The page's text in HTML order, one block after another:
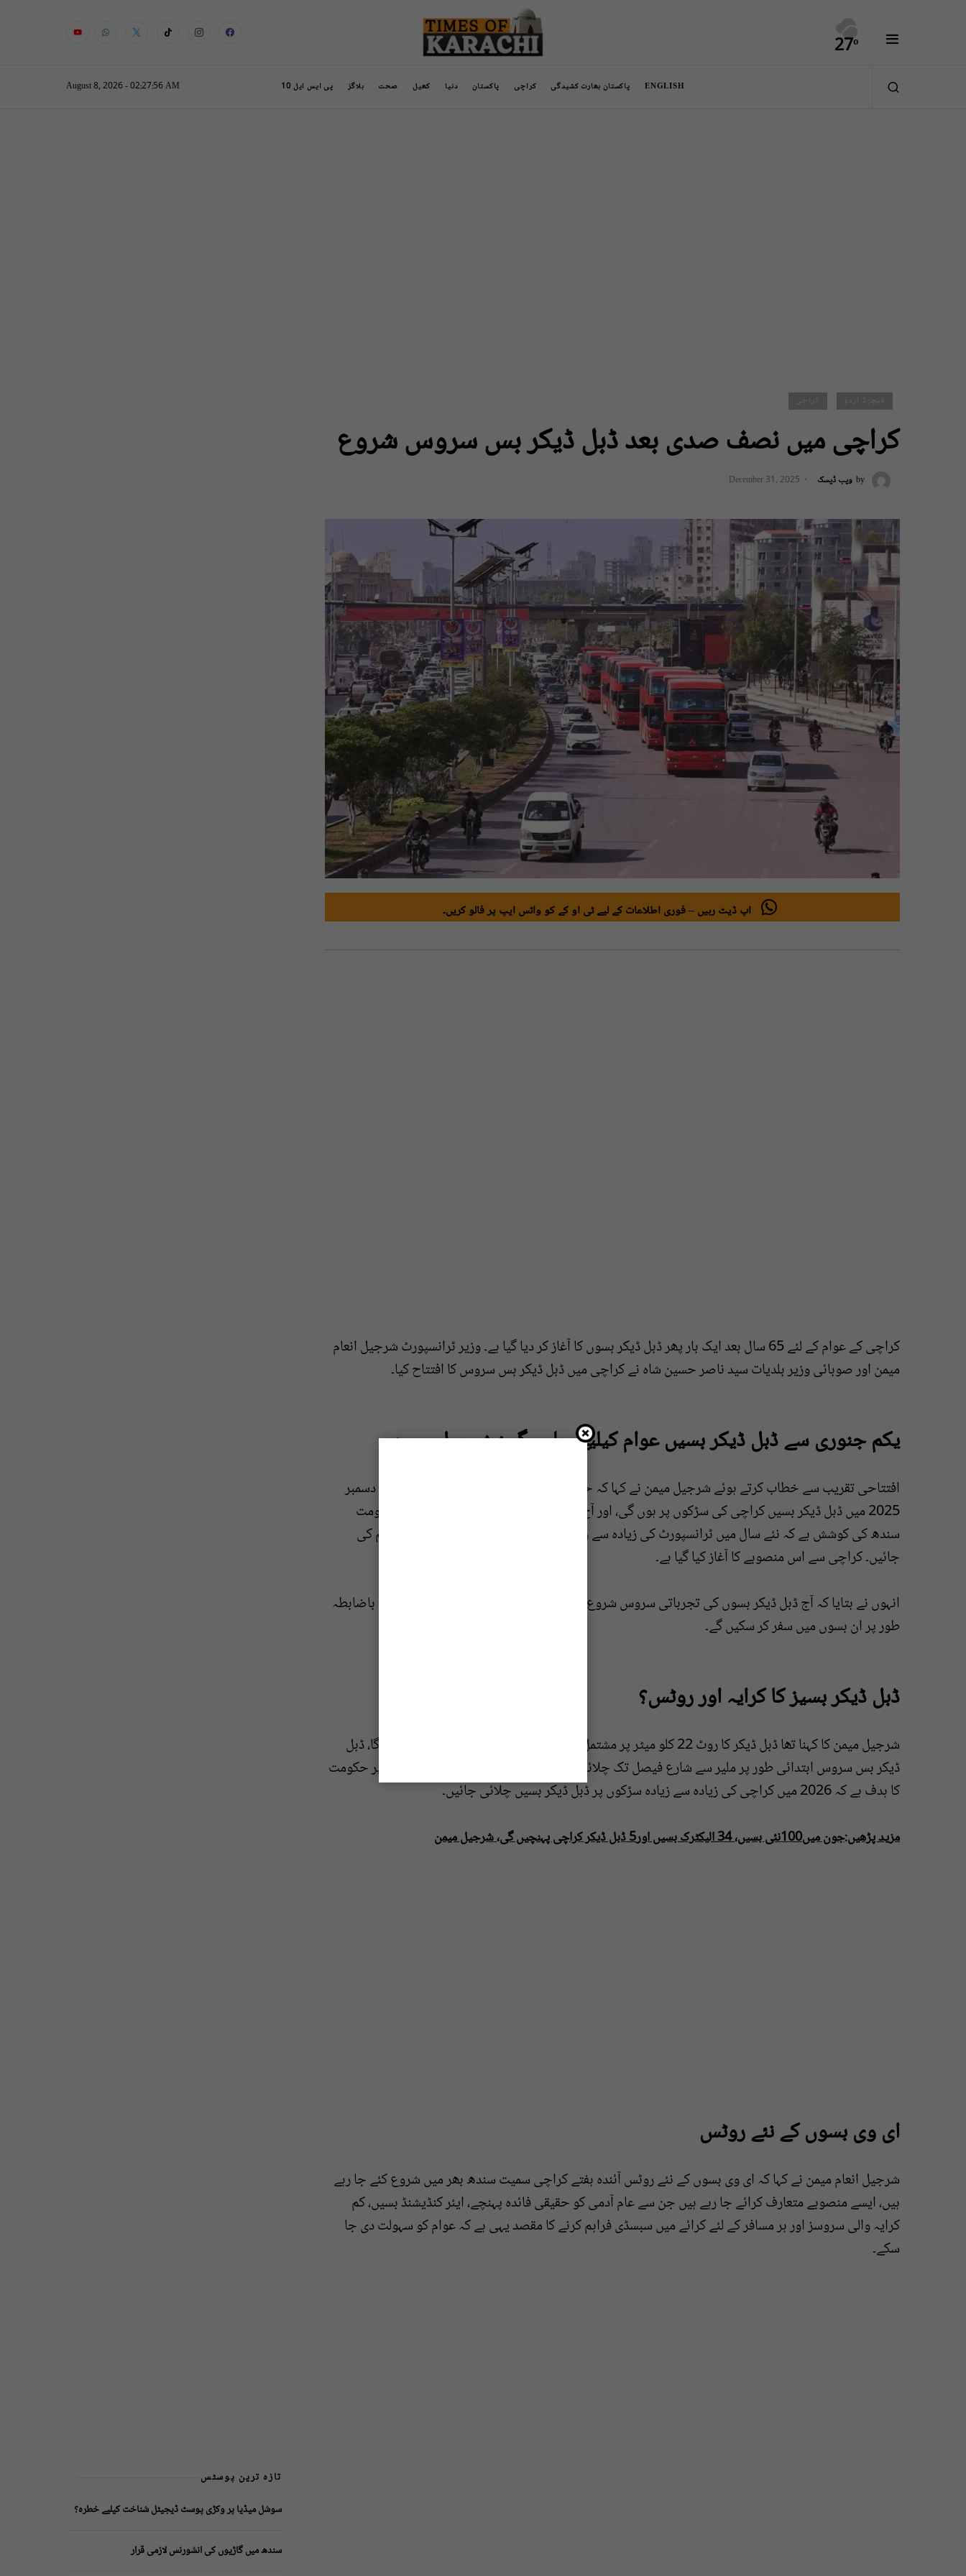
27º
ENGLISH پاکستان بھارت کشیدگی کراچی پاکستان دنیا کھیل صحت بلاگز پی ایس ایل 10 August 8, 2026 - 02:27:57 AM
فیچرڈ اردو کراچی
کراچی میں نصف صدی بعد ڈبل ڈیکر بس سروس شروع
by ویب ڈیسک December 31, 2025
اپ ڈیٹ رہیں – فوری اطلاعات کے لیے ٹی او کے کو واٹس ایپ پر فالو کریں۔
کراچی کے عوام کے لئے 65 سال بعد ایک بار پھر ڈبل ڈیکر بسوں کا آغاز کر دیا گیا ہے۔ وزیر ٹرانسپورٹ شرجیل انعام
میمن اور صوبائی وزیر بلدیات سید ناصر حسین شاہ نے کراچی میں ڈبل ڈیکر بس سروس کا افتتاح کیا۔
یکم جنوری سے ڈبل ڈیکر بسیں عوام کیلیے چلیں گی: شرجیل میمن
افتتاحی تقریب سے خطاب کرتے ہوئے شرجیل میمن نے کہا کہ حکومت سندھ نے عوام سے وعدہ کیا تھا کہ دسمبر
2025 میں ڈبل ڈیکر بسیں کراچی کی سڑکوں پر ہوں گی، اور آج 31 دسمبر کو یہ وعدہ پورا ہو گیا ہے، حکومت
سندھ کی کوشش ہے کہ نئے سال میں ٹرانسپورٹ کی زیادہ سے زیادہ سہولیات سندھ بھر کے عوام کو فراہم کی
جائیں۔ کراچی سے اس منصوبے کا آغاز کیا گیا ہے۔
انہوں نے بتایا کہ آج ڈبل ڈیکر بسوں کی تجرباتی سروس شروع کی گئی ہے اور کل (یکم جنوری) سے عوام باضابطہ
طور پر ان بسوں میں سفر کر سکیں گے۔
ڈبل ڈیکر بسیز کا کرایہ اور روٹس؟
شرجیل میمن کا کہنا تھا ڈبل ڈیکر کا روٹ 22 کلو میٹر پر مشتمل ہے اور اس کا کرایہ 80 سے 120 روپے ہوگا، ڈبل
ڈیکر بس سروس ابتدائی طور پر ملیر سے شارع فیصل تک چلائی جائیں گی، وزیر اعلیٰ سندھ کی ہدایت پر حکومت
کا ہدف ہے کہ 2026 میں کراچی کی زیادہ سے زیادہ سڑکوں پر ڈبل ڈیکر بسیں چلائی جائیں۔
مزید پڑھیں:جون میں100نئی بسیں، 34 الیکٹرک بسیں اور5 ڈبل ڈیکر کراچی پہنچیں گی، شرجیل میمن
ای وی بسوں کے نئے روٹس
شرجیل انعام میمن نے کہا کہ ای وی بسوں کے نئے روٹس آئندہ ہفتے کراچی سمیت سندھ بھر میں شروع کئے جا رہے
ہیں، ایسے منصوبے متعارف کرائے جا رہے ہیں جن سے عام آدمی کو حقیقی فائدہ پہنچے، ایئر کنڈیشنڈ بسیں، کم
کرایہ والی سروسز اور ہر مسافر کے لئے کرائے میں سبسڈی فراہم کرنے کا مقصد یہی ہے کہ عوام کو سہولت دی جا
سکے۔
تازہ ترین پوسٹس
سوشل میڈیا پر وکڑی پوسٹ ڈیجیٹل شناخت کیلیے خطرہ؟
سندھ میں گاڑیوں کی انشورنس لازمی قرار